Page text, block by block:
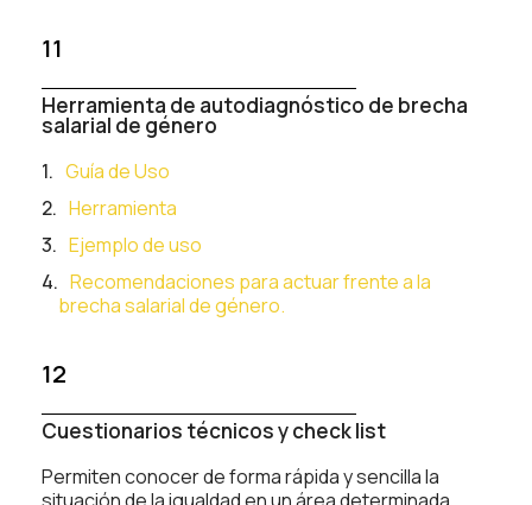
11
Herramienta de autodiagnóstico de brecha
salarial de género
Guía de Uso
Herramienta
Ejemplo de uso
Recomendaciones para actuar frente a la
brecha salarial de género.
12
Cuestionarios técnicos y check list
Permiten conocer de forma rápida y sencilla la